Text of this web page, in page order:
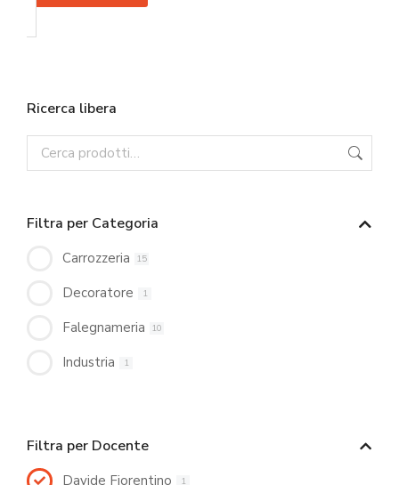
Ricerca libera
Filtra per Categoria
Carrozzeria 15
Decoratore 1
Falegnameria 10
Industria 1
Filtra per Docente
Davide Fiorentino 1